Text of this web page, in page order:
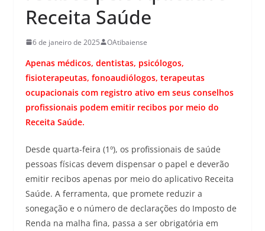
Receita Saúde
6 de janeiro de 2025 OAtibaiense
Apenas médicos, dentistas, psicólogos,
fisioterapeutas, fonoaudiólogos, terapeutas
ocupacionais com registro ativo em seus conselhos
profissionais podem emitir recibos por meio do
Receita Saúde.
Desde quarta-feira (1º), os profissionais de saúde
pessoas físicas devem dispensar o papel e deverão
emitir recibos apenas por meio do aplicativo Receita
Saúde. A ferramenta, que promete reduzir a
sonegação e o número de declarações do Imposto de
Renda na malha fina, passa a ser obrigatória em